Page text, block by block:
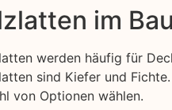
im
werden häufig für
sind Kiefer und
von Optionen wählen.